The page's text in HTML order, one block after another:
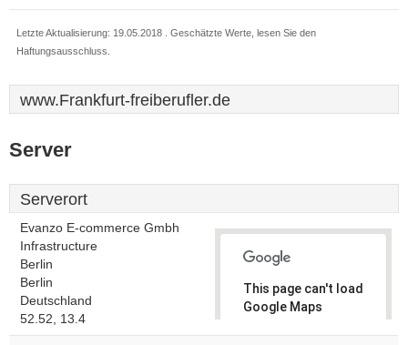
Letzte Aktualisierung: 19.05.2018 . Geschätzte Werte, lesen Sie den
Haftungsausschluss.
www.Frankfurt-freiberufler.de
Server
Serverort
Evanzo E-commerce Gmbh
Infrastructure
Berlin
Berlin
Deutschland
52.52, 13.4
This page can't load
Google Maps